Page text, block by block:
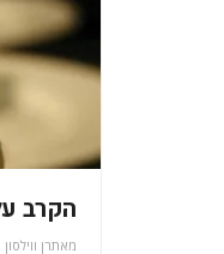
הקרב
מאת